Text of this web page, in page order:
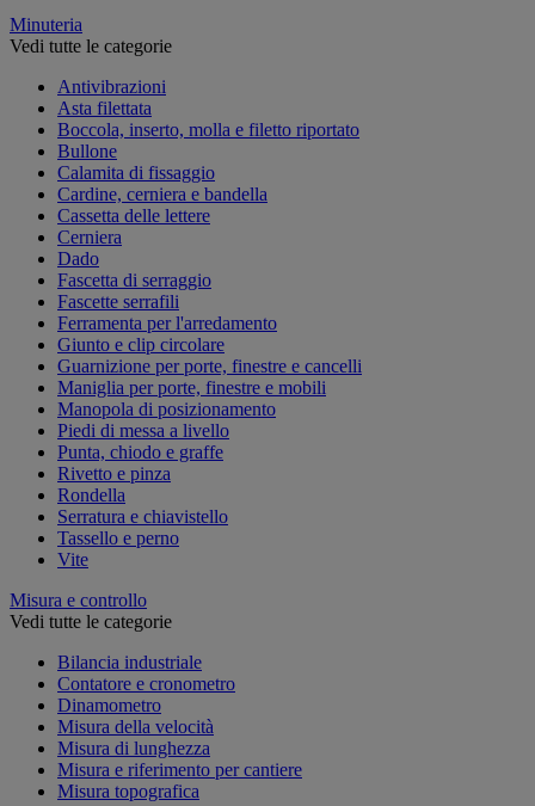
Minuteria
Vedi tutte le categorie
Antivibrazioni
Asta filettata
Boccola, inserto, molla e filetto riportato
Bullone
Calamita di fissaggio
Cardine, cerniera e bandella
Cassetta delle lettere
Cerniera
Dado
Fascetta di serraggio
Fascette serrafili
Ferramenta per l'arredamento
Giunto e clip circolare
Guarnizione per porte, finestre e cancelli
Maniglia per porte, finestre e mobili
Manopola di posizionamento
Piedi di messa a livello
Punta, chiodo e graffe
Rivetto e pinza
Rondella
Serratura e chiavistello
Tassello e perno
Vite
Misura e controllo
Vedi tutte le categorie
Bilancia industriale
Contatore e cronometro
Dinamometro
Misura della velocità
Misura di lunghezza
Misura e riferimento per cantiere
Misura topografica